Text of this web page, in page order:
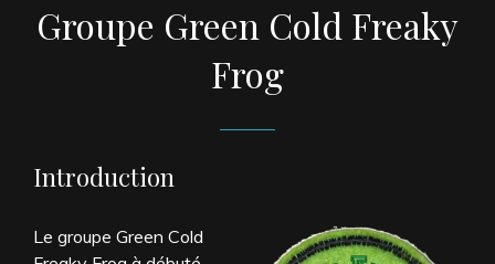
Groupe Green Cold Freaky
Frog
Introduction
Le groupe Green Cold